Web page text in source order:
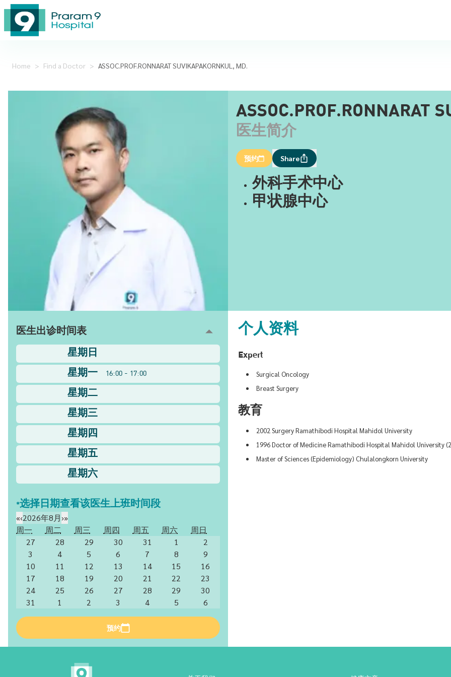
Home > Find a Doctor > ASSOC.PROF.RONNARAT SUVIKAPAKORNKUL, MD.
ASSOC.PROF.RONNARAT
医生简介
预约 Share
外科手术中心
甲状腺中心
医生出诊时间表
星期日
星期一
16:00 - 17:00
星期二
星期三
星期四
星期五
星期六
*选择日期查看该医生上班时间段
«‹2026年8月›»
周一
周二 周三 周四 周五 周六
周日
27
28 29 30 31 1
2
3
4 5 6 7 8
9
10
11 12 13 14 15
16
17
18 19 20 21 22
23
24
25 26 27 28 29
30
31
1 2 3 4 5 6
预约
个人资料
Expert
Surgical Oncology
Breast Surgery
教育
2002 Surgery Ramathibodi Hospital Mahidol University
1996 Doctor of Medicine Ramathibodi Hospital Mahidol University
Master of Sciences (Epidemiology) Chulalongkorn University